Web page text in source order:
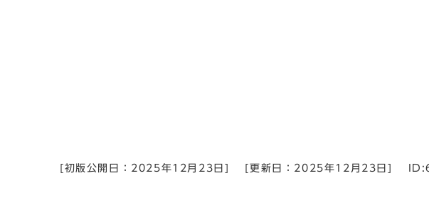
[初版公開日： 2025年12月23日 [更新日： 2025年12月23日